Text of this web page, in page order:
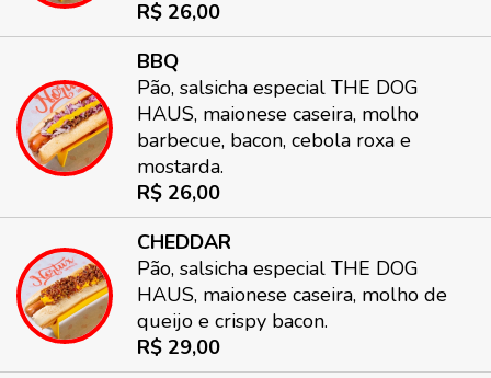
R$ 26,00
BBQ
Pão, salsicha especial THE DOG
HAUS, maionese caseira, molho
barbecue, bacon, cebola roxa e
mostarda.
R$ 26,00
CHEDDAR
Pão, salsicha especial THE DOG
HAUS, maionese caseira, molho de
queijo e crispy bacon.
R$ 29,00